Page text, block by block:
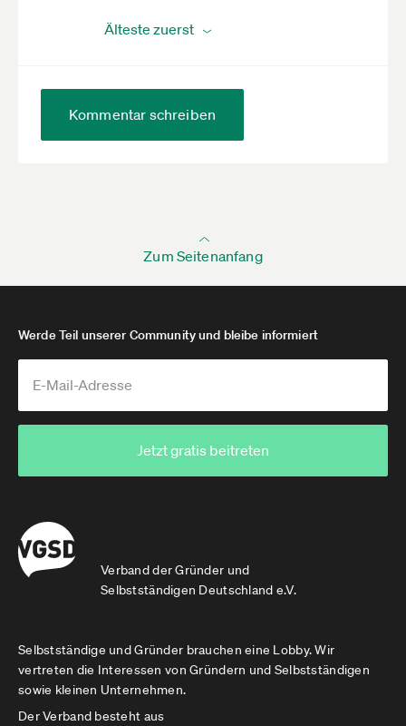
Kommentar schreiben
Zum Seitenanfang
Verband der Gründer und
Selbstständigen Deutschland e.V.
Werde Teil unserer Community und bleibe informiert
Jetzt gratis beitreten
Selbstständige und Gründer brauchen eine Lobby. Wir
vertreten die Interessen von Gründern und Selbstständigen
sowie kleinen Unternehmen.
Der Verband besteht aus